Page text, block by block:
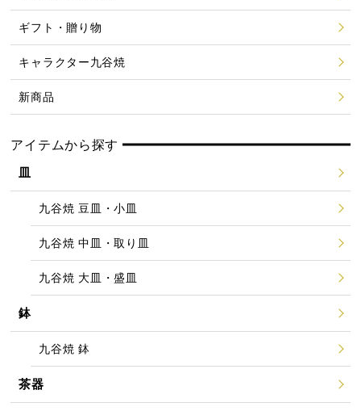
ギフト・贈り物
キャラクター九谷焼
新商品
アイテムから探す
皿
九谷焼 豆皿・小皿
九谷焼 中皿・取り皿
九谷焼 大皿・盛皿
鉢
九谷焼 鉢
茶器